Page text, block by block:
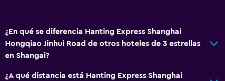
¿En qué se diferencia Hanting Express Shanghai
Hongqiao Jinhui Road de otros hoteles de 3 estrellas
en Shangai?
¿A qué distancia está Hanting Express Shanghai